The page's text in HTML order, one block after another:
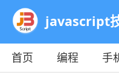
javascript
首页 编程 手